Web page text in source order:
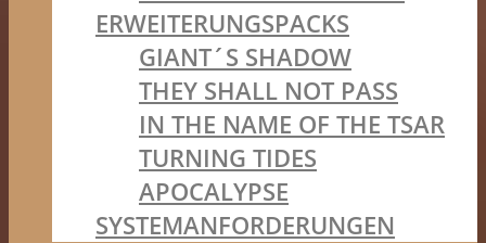
ERWEITERUNGSPACKS
GIANT´S SHADOW
THEY SHALL NOT PASS
IN THE NAME OF THE TSAR
TURNING TIDES
APOCALYPSE
SYSTEMANFORDERUNGEN